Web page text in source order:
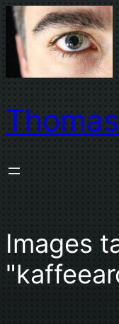
Zum
Inhalt
springen
Images